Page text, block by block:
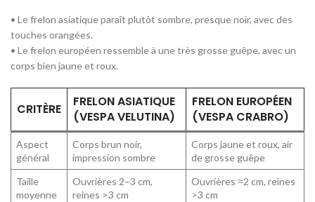
• Le frelon asiatique paraît plutôt sombre, presque noir, avec des
touches orangées.
• Le frelon européen ressemble à une très grosse guêpe, avec un
corps bien jaune et roux.
CRITÈRE
FRELON ASIATIQUE
(VESPA VELUTINA)
FRELON EUROPÉEN
(VESPA CRABRO)
Aspect
général
Corps brun noir,
impression sombre
Corps jaune et roux, air
de grosse guêpe
Taille
moyenne
Ouvrières 2–3 cm,
reines >3 cm
Ouvrières ≈2 cm, reines
>3 cm